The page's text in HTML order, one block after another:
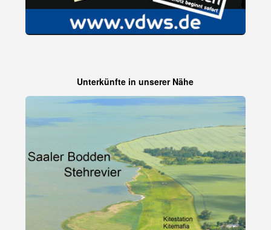
Unterkünfte in unserer Nähe